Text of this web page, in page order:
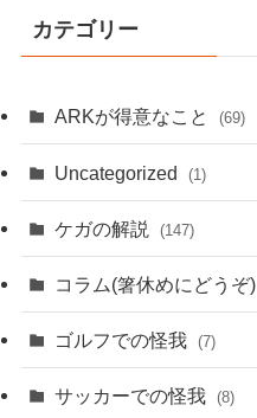
カテゴリー
ARKが得意なこと (69)
Uncategorized (1)
ケガの解説 (147)
コラム(箸休めにどうぞ)
ゴルフでの怪我 (7)
サッカーでの怪我 (8)